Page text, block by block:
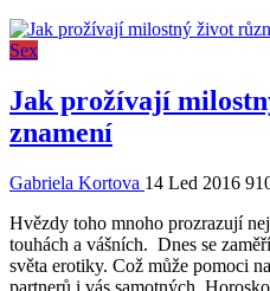
Sex
Jak prožívají
znamení
Gabriela Kortova 14 Led 2016
Hvězdy toho mnoho prozrazují
touhách a vášních. Dnes se
světa erotiky. Což může pomoci
partnerů i vás samotných.